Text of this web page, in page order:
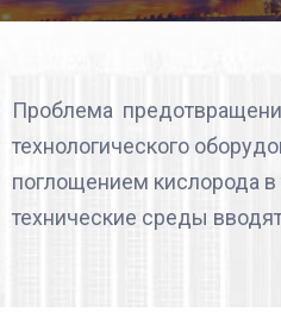
Проблема
технологического
поглощением кислорода в
технические среды